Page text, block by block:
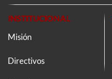
INSTITUCIONAL
Misión
Directivos